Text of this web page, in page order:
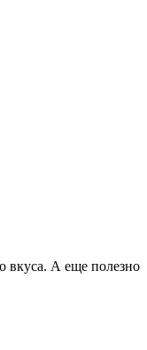
вкуса. А еще полезно